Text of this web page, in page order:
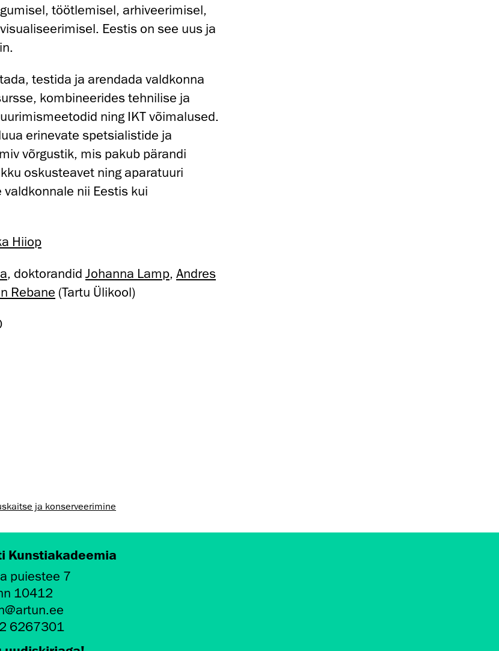
töötlemisel, arhiveerimisel,
Eestis on see uus ja
testida ja arendada valdkonna
kombineerides tehnilise ja
ning IKT võimalused.
erinevate spetsialistide ja
võrgustik, mis pakub pärandi
oskusteavet ning aparatuuri
nii Eestis kui
Hiiop
, doktorandid Johanna Lamp, Andres
Rebane (Tartu Ülikool)
ja konserveerimine
Kunstiakadeemia
puiestee 7
10412
6267301